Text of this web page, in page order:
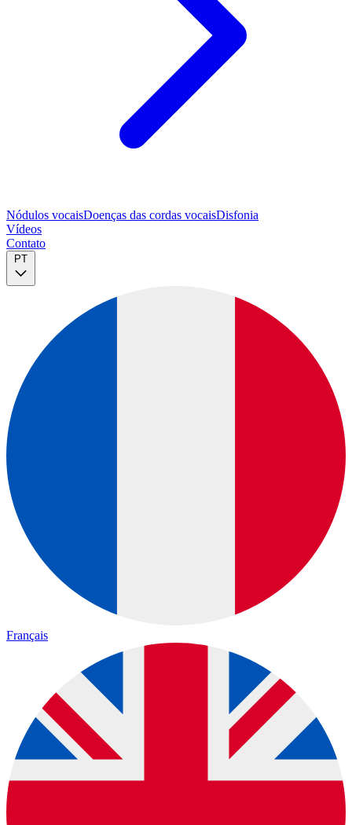
Nódulos vocaisDoenças das cordas vocaisDisfonia
Vídeos
Contato
Français